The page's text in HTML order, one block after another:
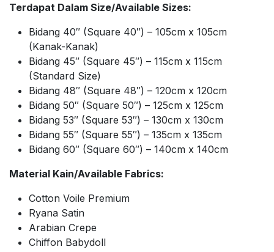
Terdapat Dalam Size/Available Sizes:
Bidang 40″ (Square 40″) – 105cm x 105cm
(Kanak-Kanak)
Bidang 45″ (Square 45″) – 115cm x 115cm
(Standard Size)
Bidang 48″ (Square 48″) – 120cm x 120cm
Bidang 50″ (Square 50″) – 125cm x 125cm
Bidang 53″ (Square 53″) – 130cm x 130cm
Bidang 55″ (Square 55″) – 135cm x 135cm
Bidang 60″ (Square 60″) – 140cm x 140cm
Material Kain/Available Fabrics:
Cotton Voile Premium
Ryana Satin
Arabian Crepe
Chiffon Babydoll